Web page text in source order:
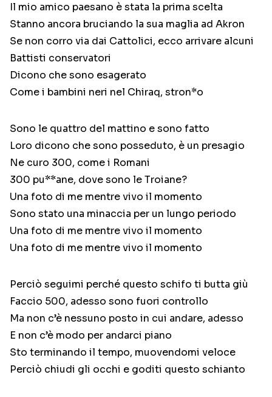
Il mio amico paesano è stata la prima scelta
Stanno ancora bruciando la sua maglia ad Akron
Se non corro via dai Cattolici, ecco arrivare alcuni
Battisti conservatori
Dicono che sono esagerato
Come i bambini neri nel Chiraq, stron*o
Sono le quattro del mattino e sono fatto
Loro dicono che sono posseduto, è un presagio
Ne curo 300, come i Romani
300 pu**ane, dove sono le Troiane?
Una foto di me mentre vivo il momento
Sono stato una minaccia per un lungo periodo
Una foto di me mentre vivo il momento
Una foto di me mentre vivo il momento
Perciò seguimi perché questo schifo ti butta giù
Faccio 500, adesso sono fuori controllo
Ma non c’è nessuno posto in cui andare, adesso
E non c’è modo per andarci piano
Sto terminando il tempo, muovendomi veloce
Perciò chiudi gli occhi e goditi questo schianto